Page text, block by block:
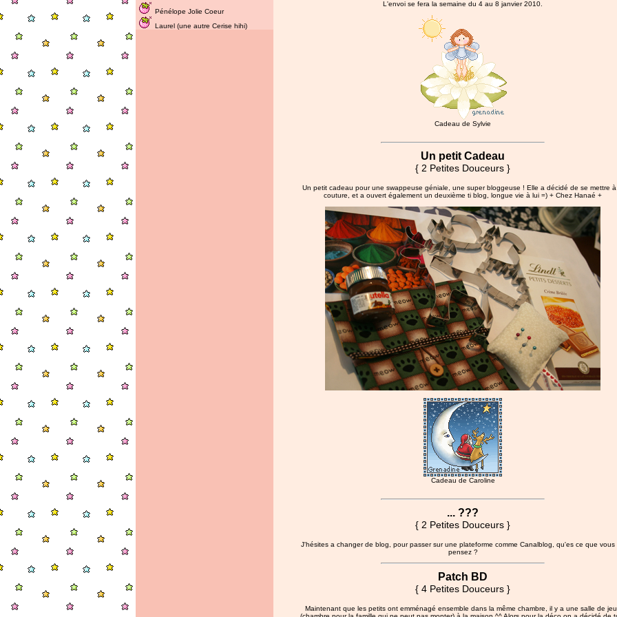
Pénélope Jolie Coeur
Laurel (une autre Cerise hihi)
L'envoi se fera la semaine du 4 au 8 janvier 2010.
Cadeau de Sylvie
Un petit Cadeau
{ 2 Petites Douceurs }
Un petit cadeau pour une swappeuse géniale, une super bloggeuse ! Elle a décidé de se mettre à
couture, et a ouvert également un deuxième ti blog, longue vie à lui =) + Chez Hanaé +
Cadeau de Caroline
... ???
{ 2 Petites Douceurs }
J'hésites a changer de blog, pour passer sur une plateforme comme Canalblog, qu'es ce que vous
pensez ?
Patch BD
{ 4 Petites Douceurs }
Maintenant que les petits ont emménagé ensemble dans la même chambre, il y a une salle de